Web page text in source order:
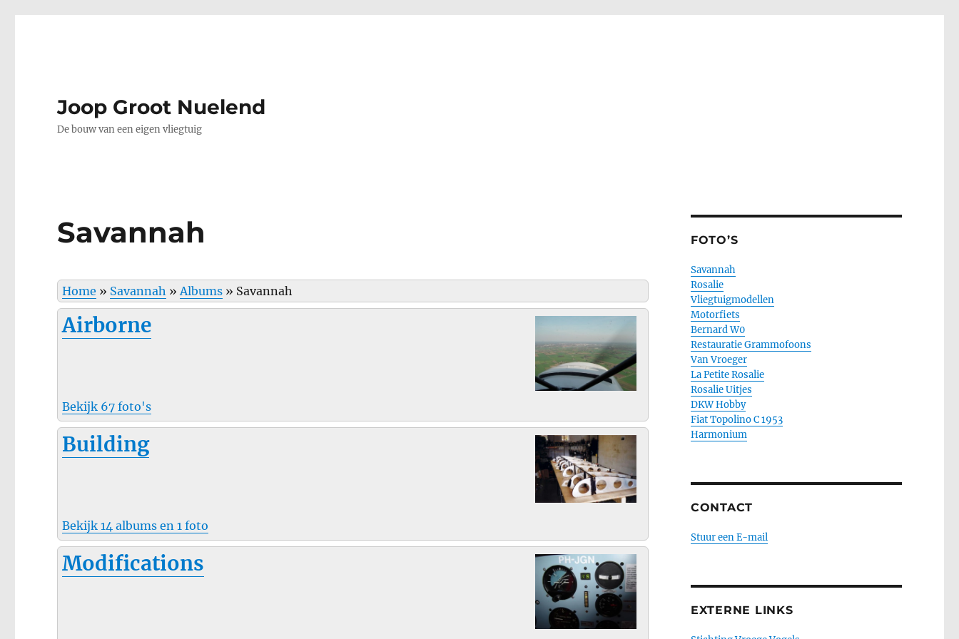
Joop Groot Nuelend
De bouw van een eigen vliegtuig
Savannah
Home » Savannah »Albums » Savannah
Airborne
Bekijk 67 foto's
Building
Bekijk 14 albums en 1 foto
Modifications
FOTO’S
Savannah
Rosalie
Vliegtuigmodellen
Motorfiets
Bernard W0
Restauratie Grammofoons
Van Vroeger
La Petite Rosalie
Rosalie Uitjes
DKW Hobby
Fiat Topolino C 1953
Harmonium
CONTACT
Stuur een E-mail
EXTERNE LINKS